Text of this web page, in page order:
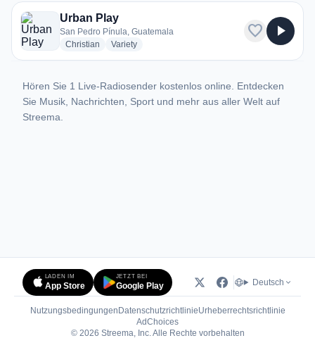
1 Radiosender aus San Pedro Pínula
Urban Play
San Pedro Pínula, Guatemala
Christian radio stations
Varietyradio stations
favorite play_arrow
Hören Sie 1 Live-Radiosender kostenlos online. Entdecken
Sie Musik, Nachrichten, Sport und mehr aus aller Welt auf
Streema.
LADEN IM
App Store
JETZT BEI
Google Play Deutsch
Nutzungsbedingungen DatenschutzrichtlinieUrheberrechtsrichtlinie
AdChoices(öffnet in neuem Tab)
© 2026 Streema, Inc. Alle Rechte vorbehalten